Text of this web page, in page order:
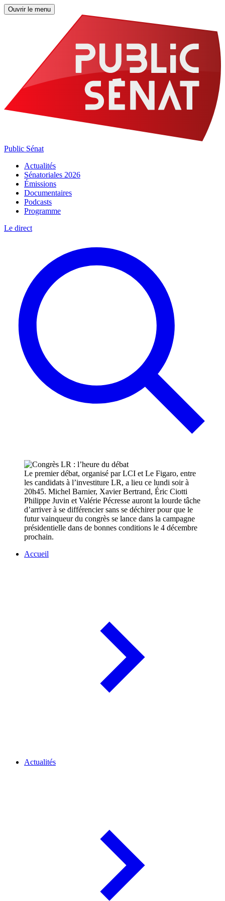
Ouvrir le menu
Public Sénat
Actualités
Sénatoriales 2026
Émissions
Documentaires
Podcasts
Programme
Le direct
Le premier débat, organisé par LCI et Le Figaro, entre
les candidats à l’investiture LR, a lieu ce lundi soir à
20h45. Michel Barnier, Xavier Bertrand, Éric Ciotti
Philippe Juvin et Valérie Pécresse auront la lourde tâche
d’arriver à se différencier sans se déchirer pour que le
futur vainqueur du congrès se lance dans la campagne
présidentielle dans de bonnes conditions le 4 décembre
prochain.
Accueil
Actualités